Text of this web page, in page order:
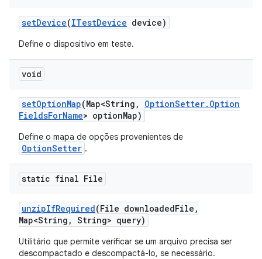
setDevice(ITestDevice device)
Define o dispositivo em teste.
void
setOptionMap(Map<String , OptionSetter. Option
FieldsForName> optionMap)
Define o mapa de opções provenientes de
OptionSetter .
static final File
unzipIfRequired(File downloadedFile ,
Map<String , String> query)
Utilitário que permite verificar se um arquivo precisa ser
descompactado e descompactá-lo, se necessário.